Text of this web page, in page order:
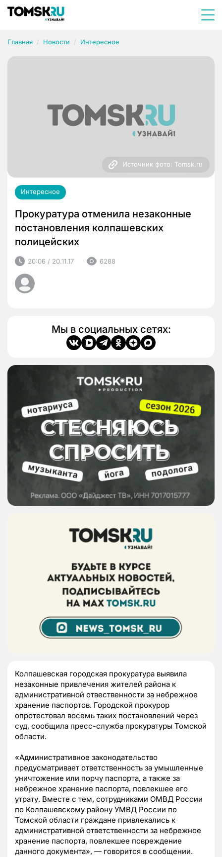
Главная Новости Интересное
Источник фото: Tomsk.ru
Интересное
Прокуратура отменила незаконные
постановления колпашевских
полицейских
20:06 / 20.11.17 6288
Мы в социальных сетях:
Колпашевская городская прокуратура выявила
незаконные привлечения жителей района к
административной отвественности за небрежное
хранение паспортов. Городской прокурор
опротестовал восемь таких постановлений через
суд, сообщила пресс-служба прокуратуры Томской
области.
«Административное законодательство
предусматривает ответственность за умышленные
уничтожение или порчу паспорта, а также за
небрежное хранение паспорта, повлекшее его
утрату. Вместе с тем, сотрудниками ОМВД России
по Колпашевскому району УМВД России по
Томской области граждане привлекались к
административной ответственности за небрежное
хранение паспорта, повлекшее повреждение
данного документа», — говорится в сообщении.